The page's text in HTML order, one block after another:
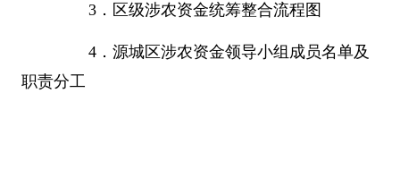
3．区级涉农资金统筹整合流程图
4．源城区涉农资金领导小组成员名单及
职责分工